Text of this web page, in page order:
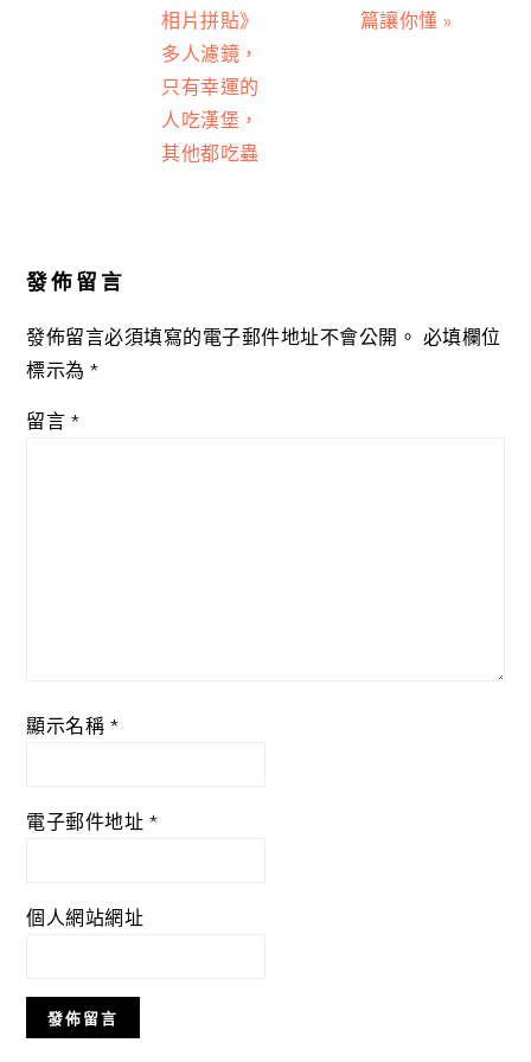
相片拼貼》
多人濾鏡，
只有幸運的
人吃漢堡，
其他都吃蟲
篇讓你懂 »
發佈留言
發佈留言必須填寫的電子郵件地址不會公開。 必填欄位
標示為*
留言 *
顯示名稱 *
電子郵件地址 *
個人網站網址